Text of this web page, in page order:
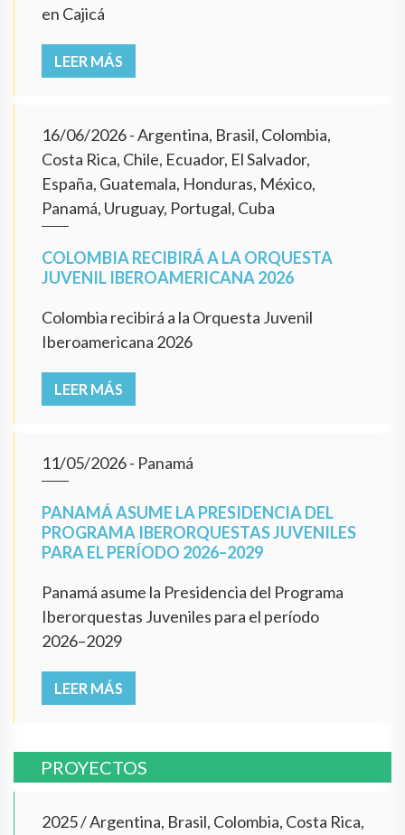
en Cajicá
LEER MÁS
16/06/2026- Argentina, Brasil, Colombia,
Costa Rica, Chile, Ecuador, El Salvador,
España, Guatemala, Honduras, México,
Panamá, Uruguay, Portugal, Cuba
COLOMBIA RECIBIRÁ A LA ORQUESTA
JUVENIL IBEROAMERICANA 2026
Colombia recibirá a la Orquesta Juvenil
Iberoamericana 2026
LEER MÁS
11/05/2026- Panamá
PANAMÁ ASUME LA PRESIDENCIA DEL
PROGRAMA IBERORQUESTAS JUVENILES
PARA EL PERÍODO 2026–2029
Panamá asume la Presidencia del Programa
Iberorquestas Juveniles para el período
2026–2029
LEER MÁS
PROYECTOS
2025/Argentina, Brasil, Colombia, Costa Rica,